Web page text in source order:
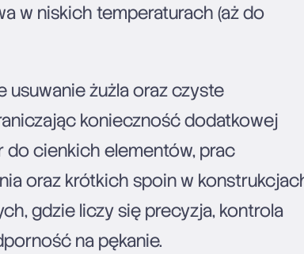
w niskich temperaturach (aż do
usuwanie żużla oraz czyste
konieczność dodatkowej
cienkich elementów, prac
oraz krótkich spoin w
gdzie liczy się precyzja, kontrola
na pękanie.